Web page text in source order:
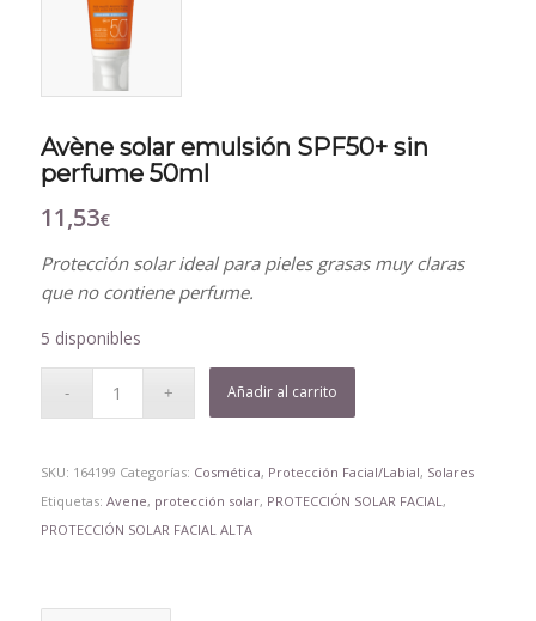
Avène solar emulsión SPF50+ sin
perfume 50ml
11,53€
Protección solar ideal para pieles grasas muy claras
que no contiene perfume.
5 disponibles
Añadir al carrito
SKU: 164199 Categorías: Cosmética, Protección Facial/Labial, Solares
Etiquetas: Avene, protección solar, PROTECCIÓN SOLAR FACIAL ,
PROTECCIÓN SOLAR FACIAL ALTA